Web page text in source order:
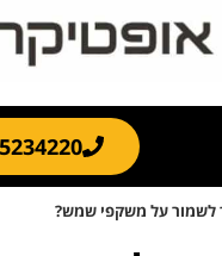
לשמור על משקפי שמש?